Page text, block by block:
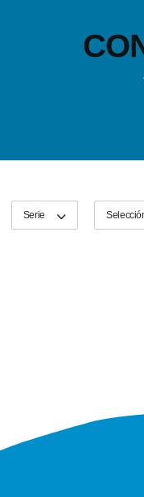
Serie